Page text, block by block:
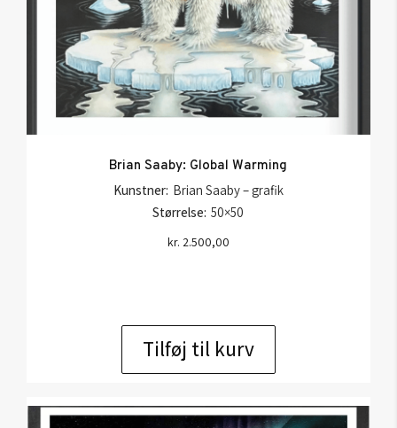
Brian Saaby: Global Warming
Kunstner: Brian Saaby – grafik
Størrelse: 50×50
kr. 2.500,00
Tilføj til kurv